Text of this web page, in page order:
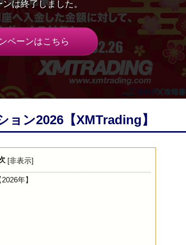
ペーンはこちら
ン2026【XMTrading】
[非表示]
年】